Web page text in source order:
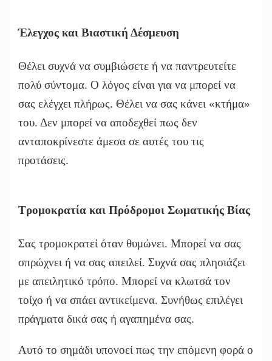
Έλεγχος και Βιαστική Δέσμευση
Θέλει συχνά να συμβιώσετε ή να παντρευτείτε
πολύ σύντομα. Ο λόγος είναι για να μπορεί να
σας ελέγχει πλήρως. Θέλει να σας κάνει «κτήμα»
του. Δεν μπορεί να αποδεχθεί πως δεν
ανταποκρίνεστε άμεσα σε αυτές του τις
προτάσεις.
Τρομοκρατία και Πρόδρομοι Σωματικής Βίας
Σας τρομοκρατεί όταν θυμώνει. Μπορεί να σας
σπρώχνει ή να σας απειλεί. Συχνά σας πλησιάζει
με απειλητικό τρόπο. Μπορεί να κλωτσά τον
τοίχο ή να σπάει αντικείμενα. Συνήθως επιλέγει
πράγματα δικά σας ή αγαπημένα σας.
Αυτό το σημάδι υπονοεί πως την επόμενη φορά ο